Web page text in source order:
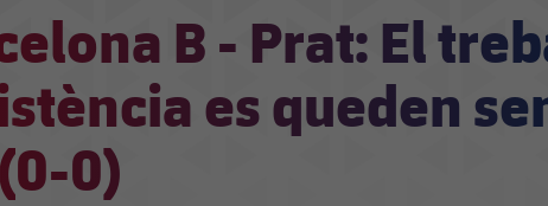
B - Prat: El
es queden
0)